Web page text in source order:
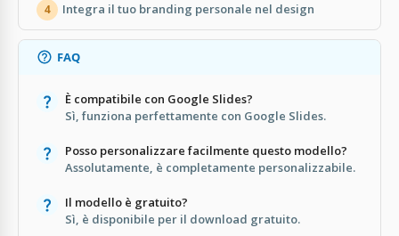
4 Integra il tuo branding personale nel design
FAQ
È compatibile con Google Slides?
Sì, funziona perfettamente con Google Slides.
Posso personalizzare facilmente questo modello?
Assolutamente, è completamente personalizzabile.
Il modello è gratuito?
Sì, è disponibile per il download gratuito.